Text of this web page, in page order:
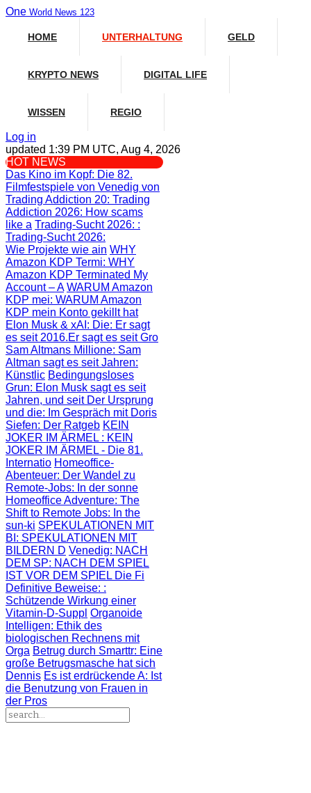
One World News 123
HOME UNTERHALTUNG GELD
KRYPTO NEWS DIGITAL LIFE
WISSEN REGIO
Log in
updated 1:39 PM UTC, Aug 4, 2026
HOT NEWS
Das Kino im Kopf: Die 82.
Filmfestspiele von Venedig von
Trading Addiction 20: Trading
Addiction 2026: How scams
like a Trading-Sucht 2026: :
Trading-Sucht 2026:
Wie Projekte wie ain WHY
Amazon KDP Termi: WHY
Amazon KDP Terminated My
Account – A WARUM Amazon
KDP mei: WARUM Amazon
KDP mein Konto gekillt hat
Elon Musk & xAI: Die: Er sagt
es seit 2016.Er sagt es seit Gro
Sam Altmans Millione: Sam
Altman sagt es seit Jahren:
Künstlic Bedingungsloses
Grun: Elon Musk sagt es seit
Jahren, und seit Der Ursprung
und die: Im Gespräch mit Doris
Siefen: Der Ratgeb KEIN
JOKER IM ÄRMEL : KEIN
JOKER IM ÄRMEL - Die 81.
Internatio Homeoffice-
Abenteuer: Der Wandel zu
Remote-Jobs: In der sonne
Homeoffice Adventure: The
Shift to Remote Jobs: In the
sun-ki SPEKULATIONEN MIT
BI : SPEKULATIONEN MIT
BILDERN D Venedig: NACH
DEM SP: NACH DEM SPIEL
IST VOR DEM SPIEL Die Fi
Definitive Beweise: :
Schützende Wirkung einer
Vitamin-D-Suppl Organoide
Intelligen: Ethik des
biologischen Rechnens mit
Orga Betrug durch Smarttr: Eine
große Betrugsmasche hat sich
Dennis Es ist erdrückende A: Ist
die Benutzung von Frauen in
der Pros